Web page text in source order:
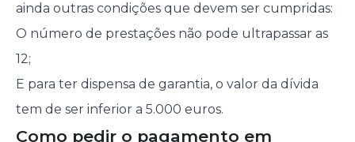
ainda outras condições que devem ser cumpridas:
O número de prestações não pode ultrapassar as
12;
E para ter dispensa de garantia, o valor da dívida
tem de ser inferior a 5.000 euros.
Como pedir o pagamento em